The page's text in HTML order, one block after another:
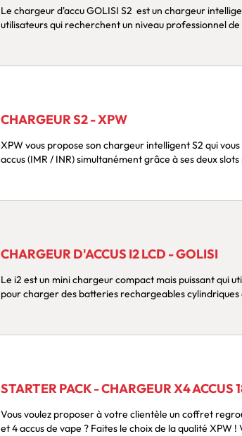
Le chargeur d'accu GOLISI S2 est un chargeur intelligent conçu pour répondre aux
utilisateurs qui recherchent un niveau professionnel
CHARGEUR S2 - XPW
XPW vous propose son chargeur intelligent S2 qui
accus (IMR / INR) simultanément grâce à ses deux slots
CHARGEUR D'ACCUS I2 LCD - GOLISI
Le i2 est un mini chargeur compact mais puissant qui
pour charger des batteries rechargeables cylindriques
STARTER PACK - CHARGEUR X4 ACCUS
Vous voulez proposer à votre clientèle un coffret
et